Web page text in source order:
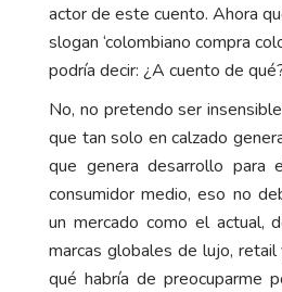
actor de este cuento. Ahora
slogan ‘colombiano compra
podría decir: ¿A cuento de
No, no pretendo ser
que tan solo en calzado
que genera desarrollo para
consumidor medio, eso no
un mercado como el actual,
marcas globales de lujo, retail
qué habría de preocuparme